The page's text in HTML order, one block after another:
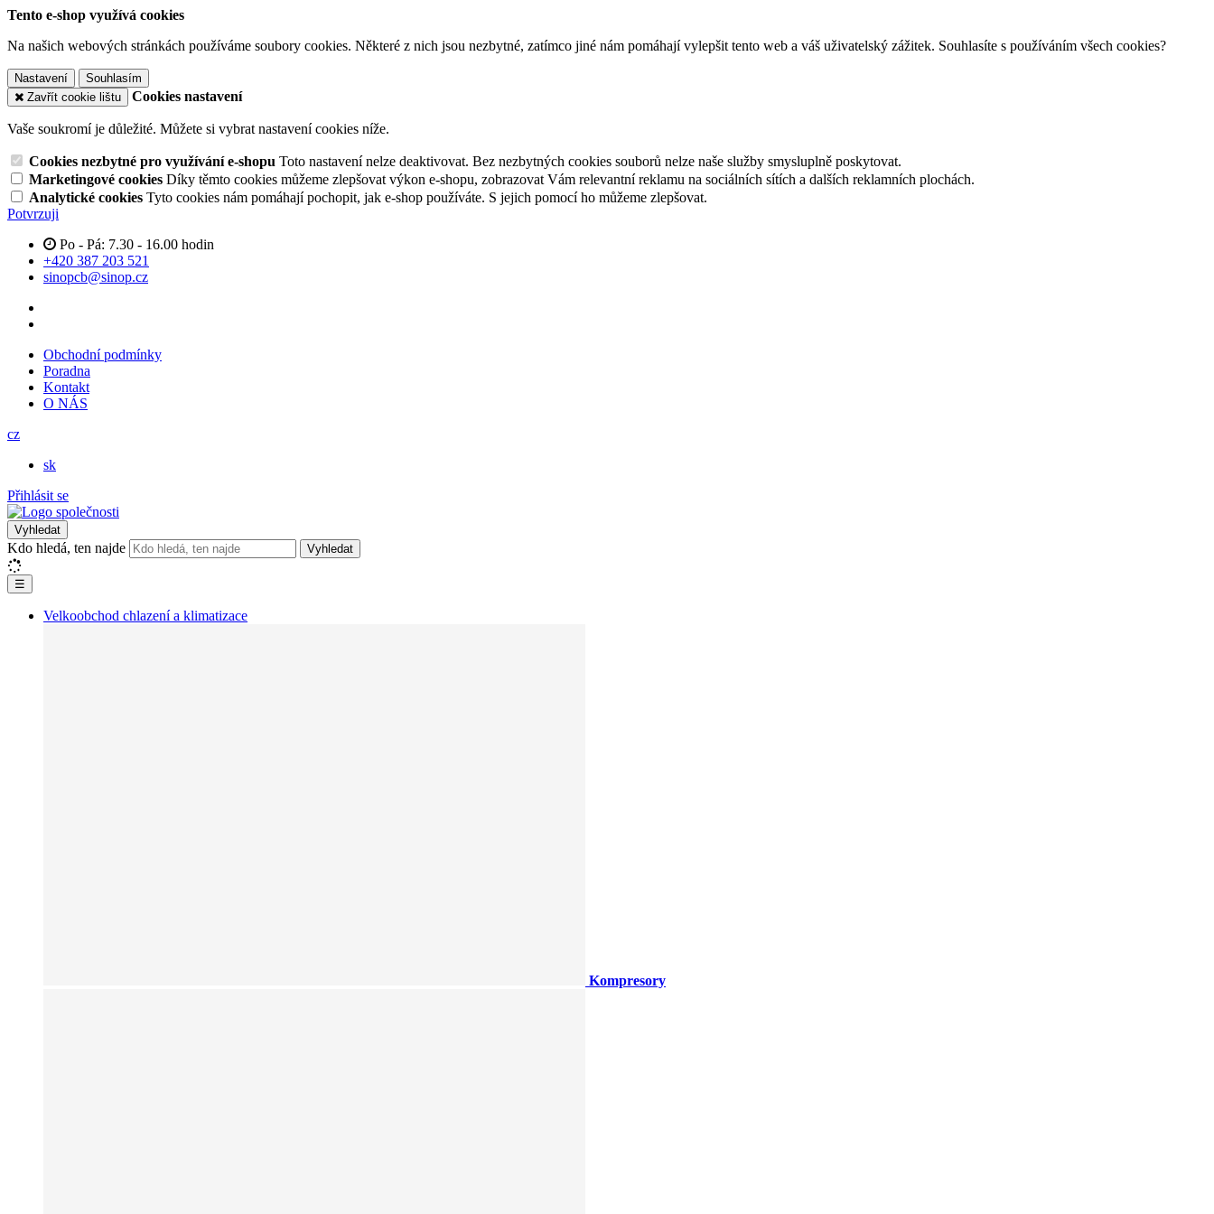
Tento e-shop využívá cookies
Na našich webových stránkách používáme soubory cookies. Některé z nich jsou nezbytné, zatímco jiné nám pomáhají vylepšit tento web a váš uživatelský zážitek. Souhlasíte s používáním všech cookies?
Nastavení
Souhlasím
Zavřít cookie lištu
Cookies nastavení
Vaše soukromí je důležité. Můžete si vybrat nastavení cookies níže.
Cookies nezbytné pro využívání e-shopu Toto nastavení nelze deaktivovat. Bez nezbytných cookies souborů nelze naše služby smysluplně poskytovat.
Marketingové cookies Díky těmto cookies můžeme zlepšovat výkon e-shopu, zobrazovat Vám relevantní reklamu na sociálních sítích a dalších reklamních plochách.
Analytické cookies Tyto cookies nám pomáhají pochopit, jak e-shop používáte. S jejich pomocí ho můžeme zlepšovat.
Potvrzuji
Po - Pá: 7.30 - 16.00 hodin
+420 387 203 521
sinopcb@sinop.cz
Obchodní podmínky
Poradna
Kontakt
O NÁS
cz
sk
Přihlásit se
Vyhledat
Kdo hledá, ten najde Vyhledat
☰
Velkoobchod chlazení a klimatizace
Kompresory